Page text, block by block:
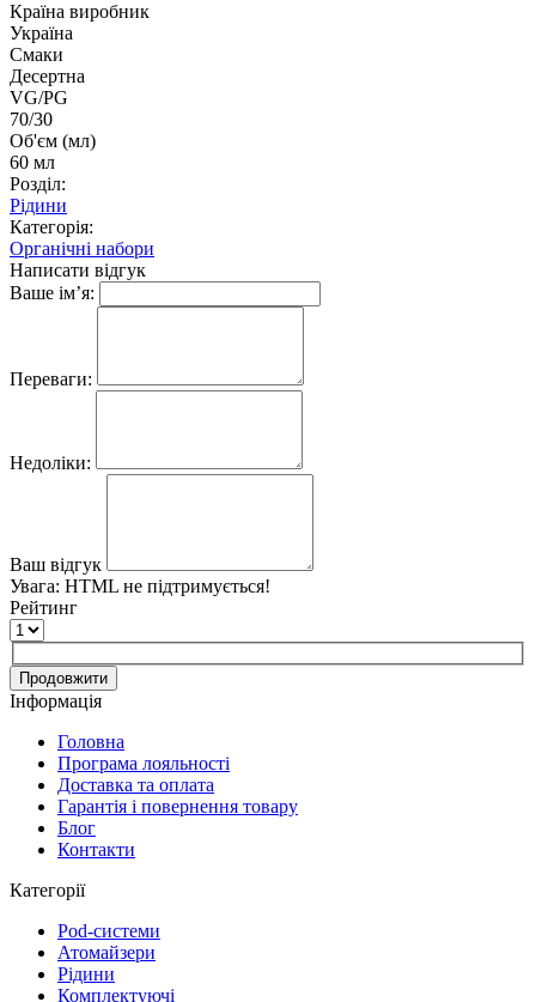
Країна виробник
Україна
Смаки
Десертна
VG/PG
70/30
Об'єм (мл)
60 мл
Розділ:
Рідини
Категорія:
Органічні набори
Написати відгук
Ваше ім’я:
Переваги:
Недоліки:
Ваш відгук
Увага: HTML не підтримується!
Рейтинг
Продовжити
Інформація
Головна
Програма лояльності
Доставка та оплата
Гарантія і повернення товару
Блог
Контакти
Категорії
Pod-системи
Атомайзери
Рідини
Комплектуючі